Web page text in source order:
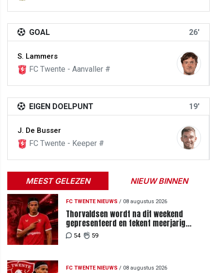
GOAL 26'
S. Lammers
FC Twente - Aanvaller #
EIGEN DOELPUNT 19'
J. De Busser
FC Twente - Keeper #
MEEST GELEZEN NIEUW BINNEN
FC TWENTE NIEUWS / 08 augustus 2026
Thorvaldsen wordt na dit weekend
gepresenteerd en tekent meerjarig
contract bij FC Twente
54 59
FC TWENTE NIEUWS / 08 augustus 2026